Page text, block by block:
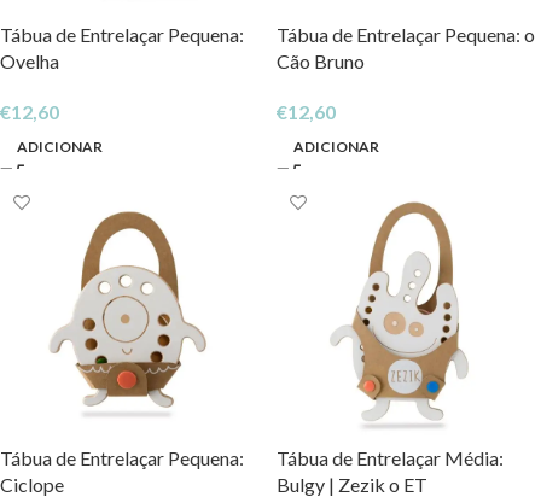
Tábua de Entrelaçar Pequena:
Ovelha
€12,60
ADICIONAR
Tábua de Entrelaçar Pequena: o
Cão Bruno
€12,60
ADICIONAR
Tábua de Entrelaçar Pequena:
Ciclope
Tábua de Entrelaçar Média:
Bulgy | Zezik o ET